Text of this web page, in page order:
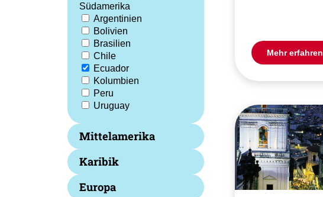
Südamerika
Argentinien
Bolivien
Brasilien
Chile
Ecuador
Kolumbien
Peru
Uruguay
Mittelamerika
Karibik
Europa
Mehr erfahren